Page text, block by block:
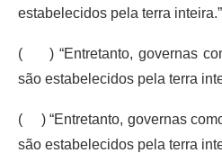
estabelecidos pela terra inteira.”
( ) “Entretanto, governas
são estabelecidos pela terra
( ) “Entretanto, governas
são estabelecidos pela terra